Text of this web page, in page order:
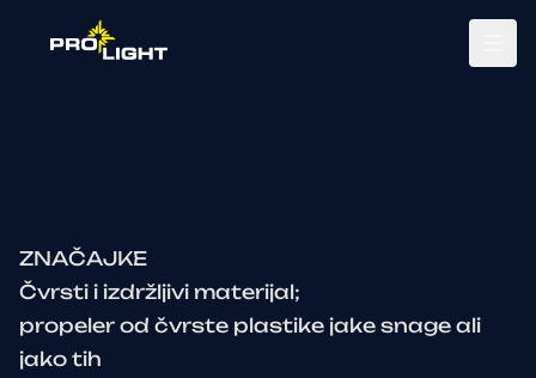
ZNAČAJKE
Čvrsti i izdržljivi materijal;
propeler od čvrste plastike jake snage ali
jako tih